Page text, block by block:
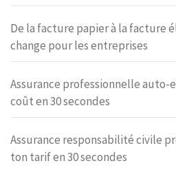
De la facture papier à la facture
change pour les entreprises
Assurance professionnelle
coût en 30 secondes
Assurance responsabilité civile
ton tarif en 30 secondes